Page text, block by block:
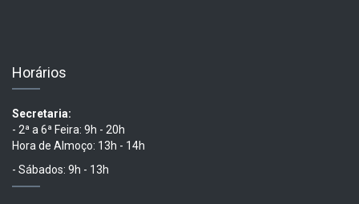
Horários
Secretaria:
- 2ª a 6ª Feira: 9h - 20h
Hora de Almoço: 13h - 14h
- Sábados: 9h - 13h